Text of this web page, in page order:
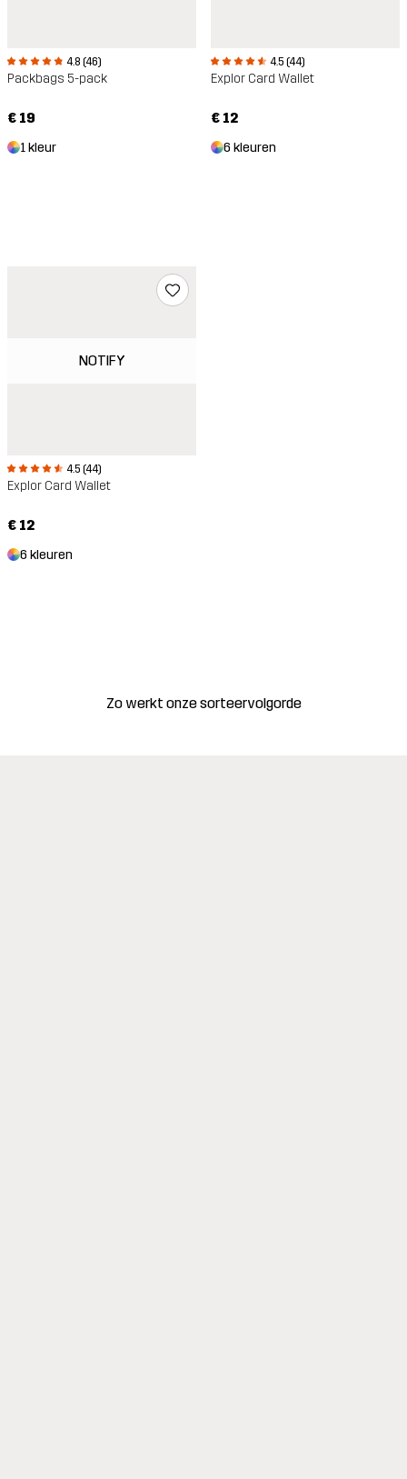
4.8 (46)
Packbags 5-pack
€ 19
1 kleur
4.5 (44)
Explor Card Wallet
€ 12
6 kleuren
NOTIFY
4.5 (44)
Explor Card Wallet
€ 12
6 kleuren
Zo werkt onze sorteervolgorde